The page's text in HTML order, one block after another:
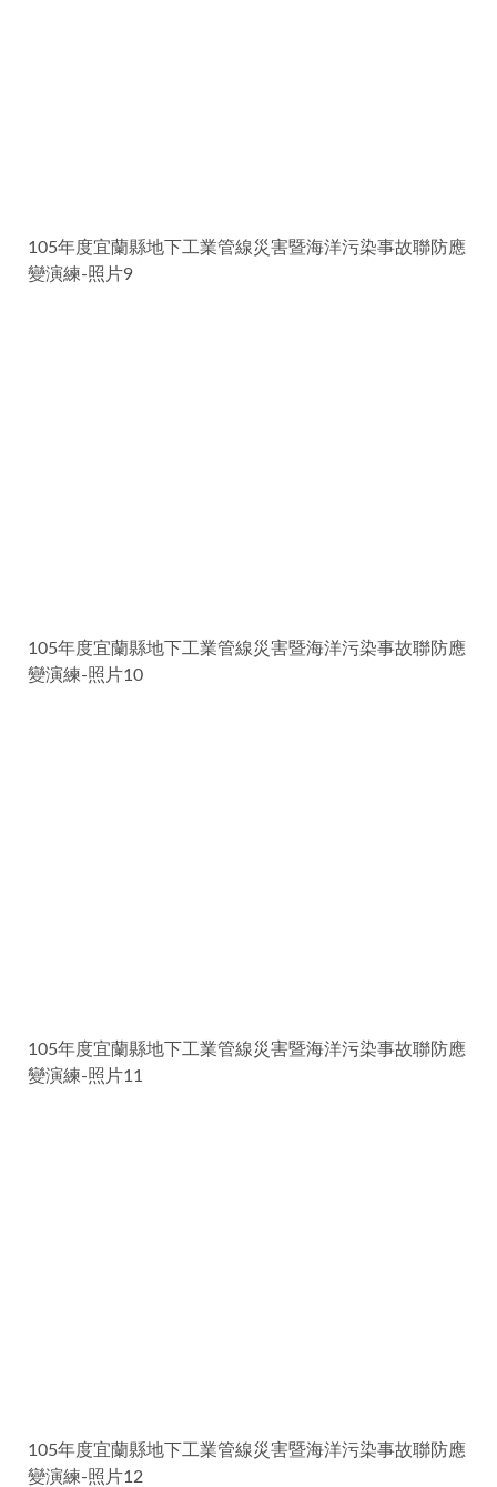
105年度宜蘭縣地下工業管線災害暨海洋污染事故聯防應
變演練-照片9
105年度宜蘭縣地下工業管線災害暨海洋污染事故聯防應
變演練-照片10
105年度宜蘭縣地下工業管線災害暨海洋污染事故聯防應
變演練-照片11
105年度宜蘭縣地下工業管線災害暨海洋污染事故聯防應
變演練-照片12